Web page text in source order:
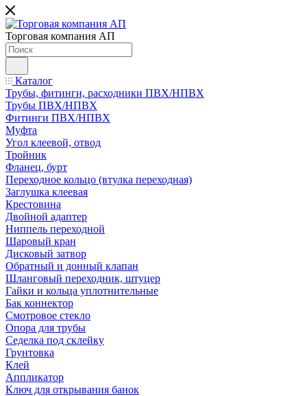
Торговая компания АП
Каталог
Трубы, фитинги, расходники ПВХ/НПВХ
Трубы ПВХ/НПВХ
Фитинги ПВХ/НПВХ
Муфта
Угол клеевой, отвод
Тройник
Фланец, бурт
Переходное кольцо (втулка переходная)
Заглушка клеевая
Крестовина
Двойной адаптер
Ниппель переходной
Шаровый кран
Дисковый затвор
Обратный и донный клапан
Шланговый переходник, штуцер
Гайки и кольца уплотнительные
Бак коннектор
Смотровое стекло
Опора для трубы
Седелка под склейку
Грунтовка
Клей
Аппликатор
Ключ для открывания банок